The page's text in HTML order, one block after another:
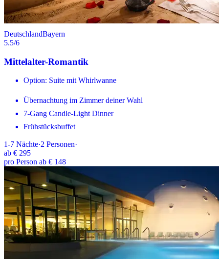
DeutschlandBayern
5.5/6
Mittelalter-Romantik
Option: Suite mit Whirlwanne
Übernachtung im Zimmer deiner Wahl
7-Gang Candle-Light Dinner
Frühstücksbuffet
1-7 Nächte·2 Personen·
ab € 295
pro Person ab € 148